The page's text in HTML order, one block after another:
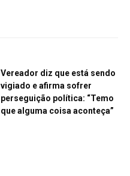
Vereador diz que está sendo
vigiado e afirma sofrer
perseguição política: “Temo
que alguma coisa aconteça”